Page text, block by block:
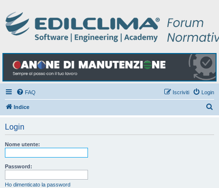
FAQ Login
Iscriviti
Indice
Login
Nome utente:
Password:
Ho dimenticato la password